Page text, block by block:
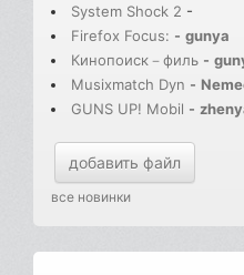
System Shock 2 -
Firefox Focus: - gunya
Кинопоиск－филь -
Musixmatch Dyn -
GUNS UP! Mobil -
добавить файл
все новинки